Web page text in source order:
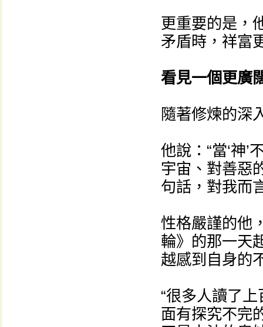
更重要的是，
矛盾時，祥富
看見一個更廣
隨著修煉的深
他說：“當‘神
宇宙、對善惡
句話，對我而
性格嚴謹的他
輪》的那一天
越感到自身的
“很多人讀了
面有探究不完